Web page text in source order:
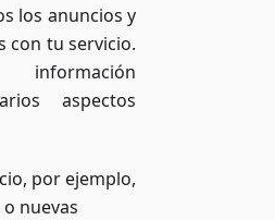
los anuncios y
con tu servicio.
aspectos
por ejemplo,
nuevas